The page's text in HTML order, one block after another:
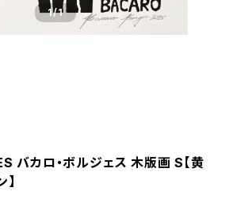
1/1
バカロ・ボルジェス 木版画 S【黄